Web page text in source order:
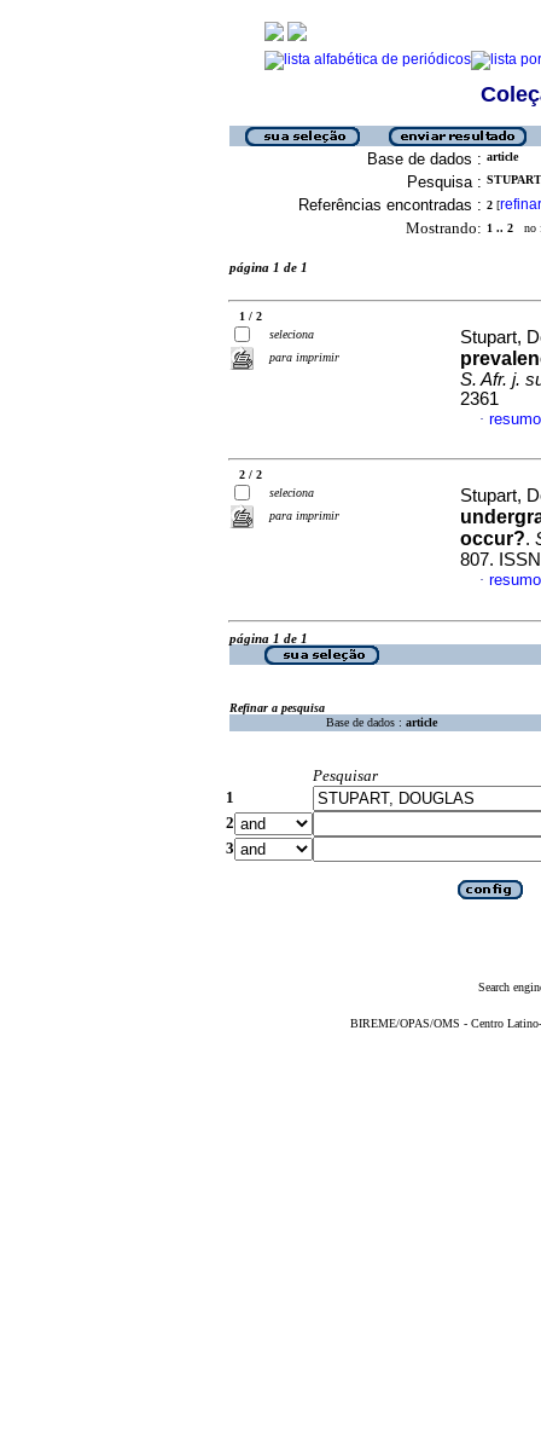
Base de dados : article
Pesquisa :
Referências encontradas : 2 [refinar
Mostrando: 1 .. 2 no
página 1 de 1
1 / 2
seleciona
para imprimir
Stupart,
S. Afr. j.
2361
·
2 / 2
seleciona
para imprimir
Stupart,
occur?.
807.
·
página 1 de 1
Refinar a pesquisa
Base de dados : article
Pesquisar
1
2
3
Search
BIREME/OPAS/OMS - Centro Latino-